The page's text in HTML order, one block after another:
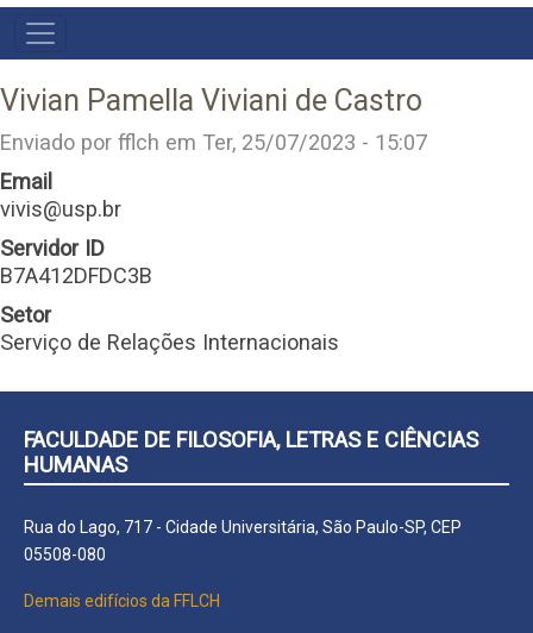
NAVEGADOR
PRINCIPAL
Vivian Pamella Viviani de Castro
Enviado por fflch em Ter, 25/07/2023 - 15:07
Email
vivis@usp.br
Servidor ID
B7A412DFDC3B
Setor
Serviço de Relações Internacionais
FACULDADE DE FILOSOFIA, LETRAS E CIÊNCIAS
HUMANAS
Rua do Lago, 717 - Cidade Universitária, São Paulo-SP, CEP
05508-080
Demais edifícios da FFLCH